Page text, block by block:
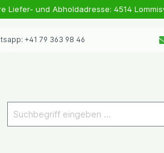
Liefer- und Abholdadresse: 4514
+41 79 363 98 46